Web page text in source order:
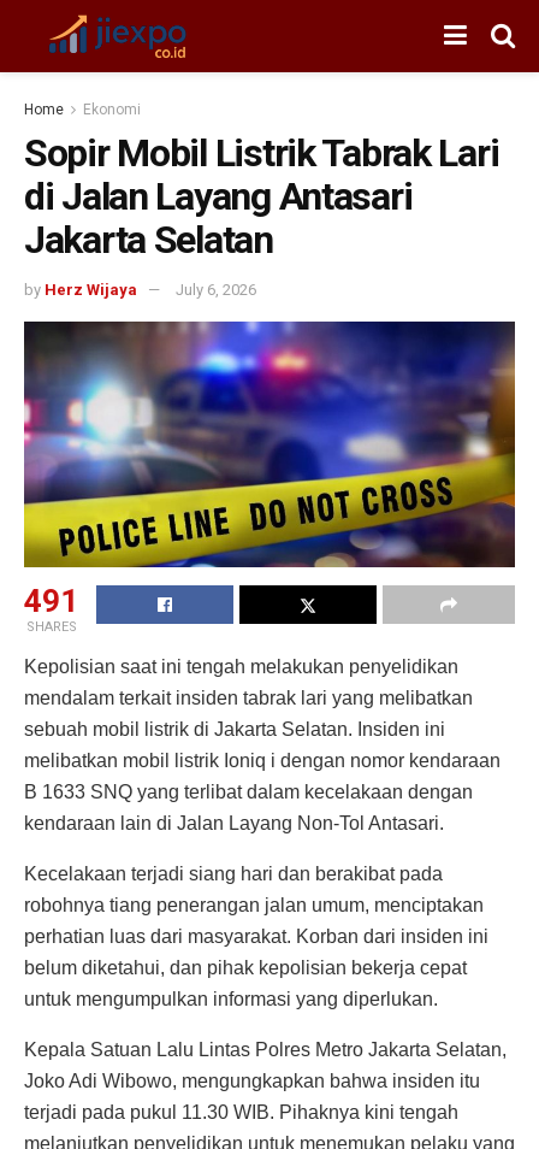
Home Ekonomi
Sopir Mobil Listrik Tabrak Lari
di Jalan Layang Antasari
Jakarta Selatan
by Herz Wijaya July 6, 2026
491
SHARES
Kepolisian saat ini tengah melakukan penyelidikan
mendalam terkait insiden tabrak lari yang melibatkan
sebuah mobil listrik di Jakarta Selatan. Insiden ini
melibatkan mobil listrik Ioniq i dengan nomor kendaraan
B 1633 SNQ yang terlibat dalam kecelakaan dengan
kendaraan lain di Jalan Layang Non-Tol Antasari.
Kecelakaan terjadi siang hari dan berakibat pada
robohnya tiang penerangan jalan umum, menciptakan
perhatian luas dari masyarakat. Korban dari insiden ini
belum diketahui, dan pihak kepolisian bekerja cepat
untuk mengumpulkan informasi yang diperlukan.
Kepala Satuan Lalu Lintas Polres Metro Jakarta Selatan,
Joko Adi Wibowo, mengungkapkan bahwa insiden itu
terjadi pada pukul 11.30 WIB. Pihaknya kini tengah
melanjutkan penyelidikan untuk menemukan pelaku yang